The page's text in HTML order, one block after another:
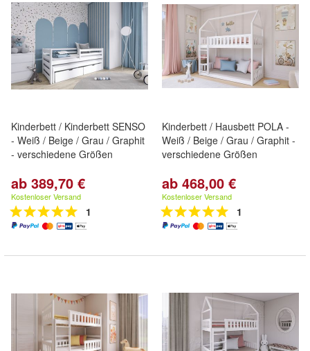
Kinderbett / Kinderbett SENSO
- Weiß / Beige / Grau / Graphit
- verschiedene Größen
ab 389,70 €
Kostenloser Versand
1
Kinderbett / Hausbett POLA -
Weiß / Beige / Grau / Graphit -
verschiedene Größen
ab 468,00 €
Kostenloser Versand
1